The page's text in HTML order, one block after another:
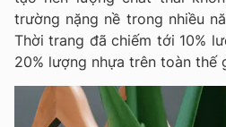
trường nặng nề trong nhiều
Thời trang đã chiếm tới 10%
20% lượng nhựa trên toàn thế